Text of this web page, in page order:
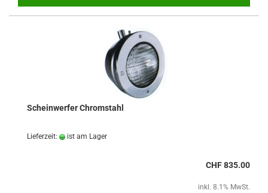
Scheinwerfer Chromstahl
Lieferzeit: ist am Lager
CHF 835.00
inkl. 8.1% MwSt.